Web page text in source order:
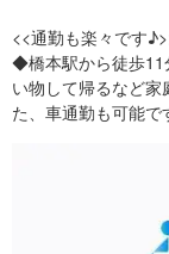
<<通勤も楽々です
◆橋本駅から徒歩11
い物して帰るなど家
た、車通勤も可能で